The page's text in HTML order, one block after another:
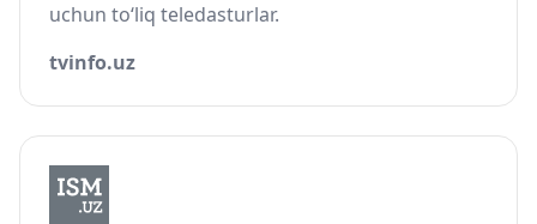
uchun to‘liq teledasturlar.
tvinfo.uz